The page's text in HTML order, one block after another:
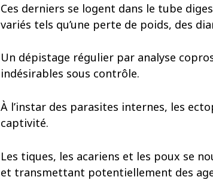
Ces derniers se logent dans le tube
variés tels qu’une perte de poids, des
Un dépistage régulier par analyse
indésirables sous contrôle.
À l’instar des parasites internes, les
captivité.
Les tiques, les acariens et les poux se
et transmettant potentiellement des